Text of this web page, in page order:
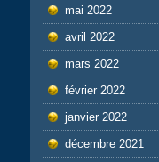
mai 2022
avril 2022
mars 2022
février 2022
janvier 2022
décembre 2021